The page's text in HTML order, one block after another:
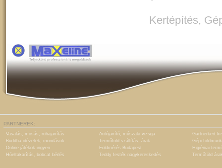
Kertépítés,
PARTNEREK:
Vasalás, mosás, ruhajavítás Autójavító, műszaki vizsga
Gartnerkert
Buddha idézetek, mondások
Termőföld szállítás, árak
Gépi
Online játékok ingyen
Földmérés Budapest
Higiéniai
Hóeltakarítás, bobcat bérlés
Teddy festék nagykereskedés Termőföld